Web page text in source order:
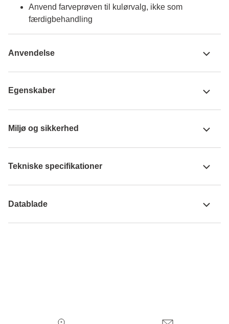
Anvend farveprøven til kulørvalg, ikke som
færdigbehandling
Anvendelse
Egenskaber
Miljø og sikkerhed
Tekniske specifikationer
Datablade